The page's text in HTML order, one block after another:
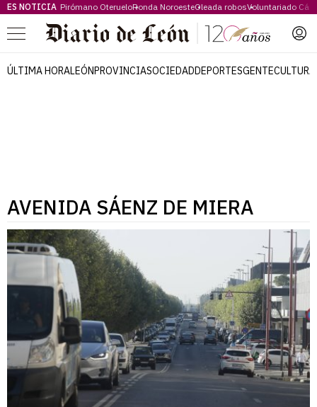
ES NOTICIA Pirómano OterueloRonda NoroesteOleada robosVoluntariado
Menú
ÚLTIMA HORALEÓNPROVINCIASOCIEDADDEPORTESGENTECULTURA
AVENIDA SÁENZ DE MIERA